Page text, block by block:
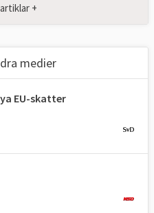
+
medier
EU-skatter